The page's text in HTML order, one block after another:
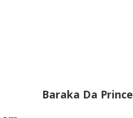
Baraka Da Prince